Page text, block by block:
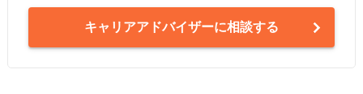
キャリアアドバイザーに相談する